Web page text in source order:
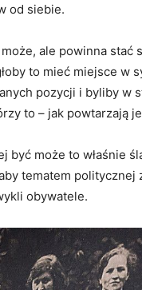
od siebie.
ale powinna
to mieć miejsce w
pozycji i byliby w
to – jak powtarzają
może to właśnie
tematem
obywatele.
2024 6